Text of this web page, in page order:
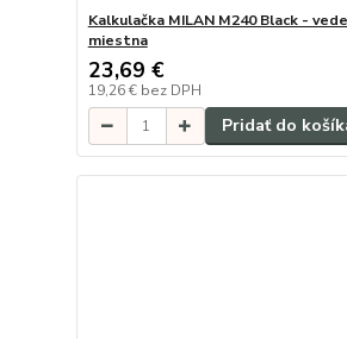
Kalkulačka MILAN M240 Black -
miestna
23,69 €
19,26 € bez DPH
Pridať do